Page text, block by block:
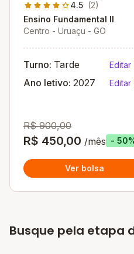
4.5 (2)
Ensino Fundamental II
Centro - Uruaçu - GO
Turno: Tarde Editar
Ano letivo: 2027 Editar
R$ 900,00
R$ 450,00 /mês -
Ver bolsa
Busque pela etapa